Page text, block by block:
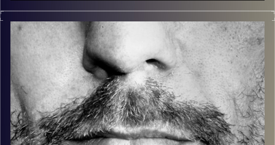
זיפים, מוזיקה מחוספסת של הופעות חיות. הרבה ג'אם, רוק,
בלוז, bluegrass, ג'אז, Fאנק, פרוגרסיב ואפילו אלקטרוניקה.
כל מה שחי, אמיתי ונושם.
עם שמוליק רגב.
קרדיט תמונות: David Goehring